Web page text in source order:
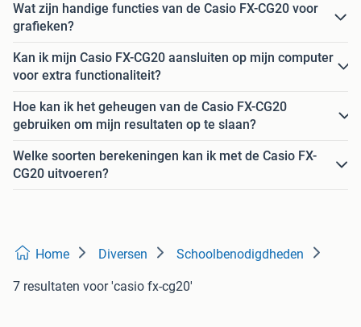
Wat zijn handige functies van de Casio FX-CG20 voor
grafieken?
Kan ik mijn Casio FX-CG20 aansluiten op mijn computer
voor extra functionaliteit?
Hoe kan ik het geheugen van de Casio FX-CG20
gebruiken om mijn resultaten op te slaan?
Welke soorten berekeningen kan ik met de Casio FX-
CG20 uitvoeren?
Home Diversen Schoolbenodigdheden
7 resultaten voor 'casio fx-cg20'